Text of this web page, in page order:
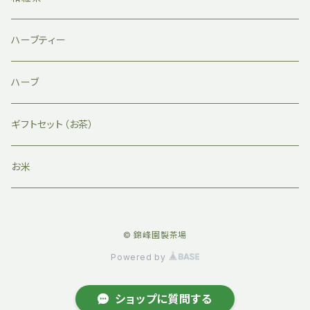
ハーブティー
ハーブ
ギフトセット（お茶）
お米
© 錦峰園製茶場
Powered by
ショップに質問する